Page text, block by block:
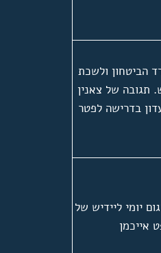
הביטחון ולשכת
תגובה של צאנין
בדרישה לפטר
יומי ליידיש של
אייכמן